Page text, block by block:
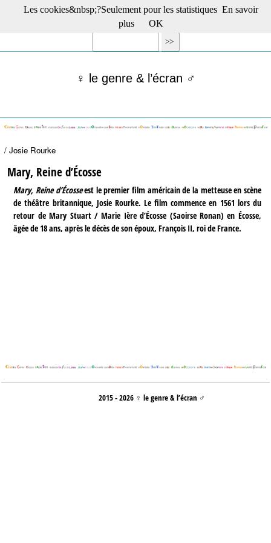
☰ Menu
Films récents
Films -TV/plates-formes
Archives
Actu : "La Nouvelle Vague"
S’abonner à la Lettre !
♀ le genre & l’écran ♂
/ Josie Rourke
Mary, Reine d’Écosse
Mary, Reine d’Écosseest le premier film américain de la metteuse en scène
de théâtre britannique, Josie Rourke. Le film commence en 1561 lors du
retour de Mary Stuart / Marie Ière d’Écosse (Saoirse Ronan) en Écosse,
âgée de 18 ans, après le décès de son époux, François II, roi de France.
2015 - 2026 ♀ le genre & l’écran ♂
Les cookies&nbsp;?Seulement pour les statistiques En savoir
plus
OK